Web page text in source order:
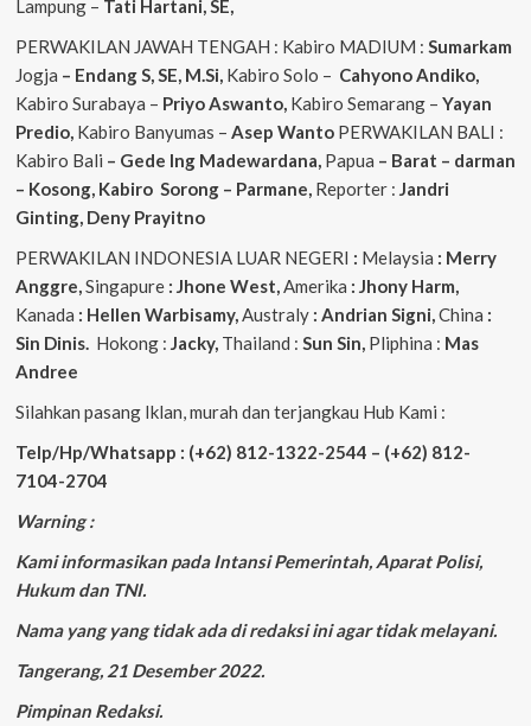
Lampung – Tati Hartani, SE,
PERWAKILAN JAWAH TENGAH : Kabiro MADIUM : Sumarkam
Jogja – Endang S, SE, M.Si, Kabiro Solo – CahyonoAndiko,
Kabiro Surabaya – PriyoAswanto, Kabiro Semarang – Yayan
Predio, Kabiro Banyumas – Asep WantoPERWAKILAN BALI :
Kabiro Bali – Gede Ing Madewardana, Papua – Barat – darman
– Kosong, Kabiro Sorong – Parmane, Reporter : Jandri
Ginting, Deny Prayitno
PERWAKILAN INDONESIA LUAR NEGERI : Melaysia : Merry
Anggre,Singapure: Jhone West,Amerika : Jhony Harm,
Kanada : Hellen Warbisamy,Australy : Andrian Signi,China :
Sin Dinis. Hokong : Jacky, Thailand : Sun Sin, Pliphina : Mas
Andree
Silahkan pasang Iklan, murah dan terjangkau Hub Kami :
Telp/Hp/Whatsapp : (+62) 812-1322-2544 – (+62) 812-
7104-2704
Warning :
Kami informasikan pada Intansi Pemerintah, Aparat Polisi,
Hukum dan TNI.
Nama yang yang tidak ada di redaksi ini agar tidak melayani.
Tangerang, 21 Desember 2022.
Pimpinan Redaksi.